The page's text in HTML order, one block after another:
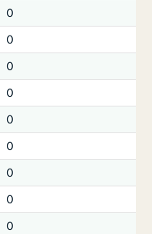
0
0
0
0
0
0
0
0
0